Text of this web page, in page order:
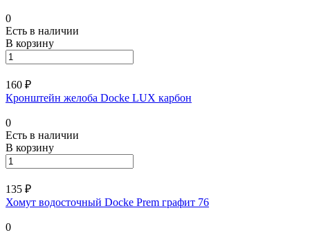
0
Есть в наличии
В корзину
160 ₽
Кронштейн желоба Docke LUX карбон
0
Есть в наличии
В корзину
135 ₽
Хомут водосточный Docke Prem графит 76
0